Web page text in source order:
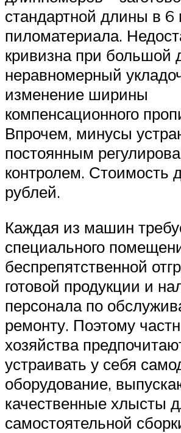
стандартной длины в 6
пиломатериала.
кривизна при большой
неравномерный
изменение ширины
компенсационного
Впрочем, минусы
постоянным
контролем. Стоимость
рублей.
Каждая из машин
специального
беспрепятственной
готовой продукции и
персонала по
ремонту. Поэтому
хозяйства
устраивать у себя
оборудование,
качественные хлысты
самостоятельной